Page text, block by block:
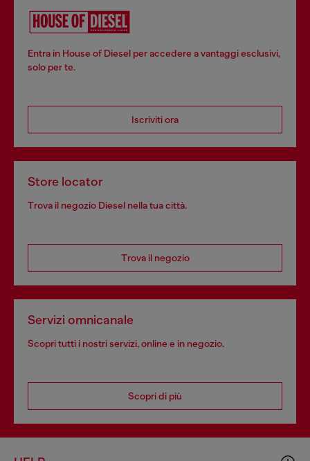
Entra in House of Diesel per accedere a vantaggi esclusivi,
solo per te.
Iscriviti ora
Store locator
Trova il negozio Diesel nella tua città.
Trova il negozio
Servizi omnicanale
Scopri tutti i nostri servizi, online e in negozio.
Scopri di più